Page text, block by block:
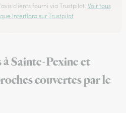
clients fourni via Trustpilot. Voir tous
Interflora sur Trustpilot
Sainte-Pexine et
couvertes par le